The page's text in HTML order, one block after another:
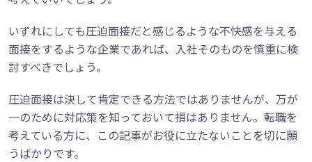
いずれにしても圧迫面接だと感じるような不快感を与える
面接をするような企業であれば、入社そのものを慎重に検
討すべきでしょう。
圧迫面接は決して肯定できる方法ではありませんが、万が
一のために対応策を知っておいて損はありません。転職を
考えている方に、この記事がお役に立たないことを切に願
うばかりです。